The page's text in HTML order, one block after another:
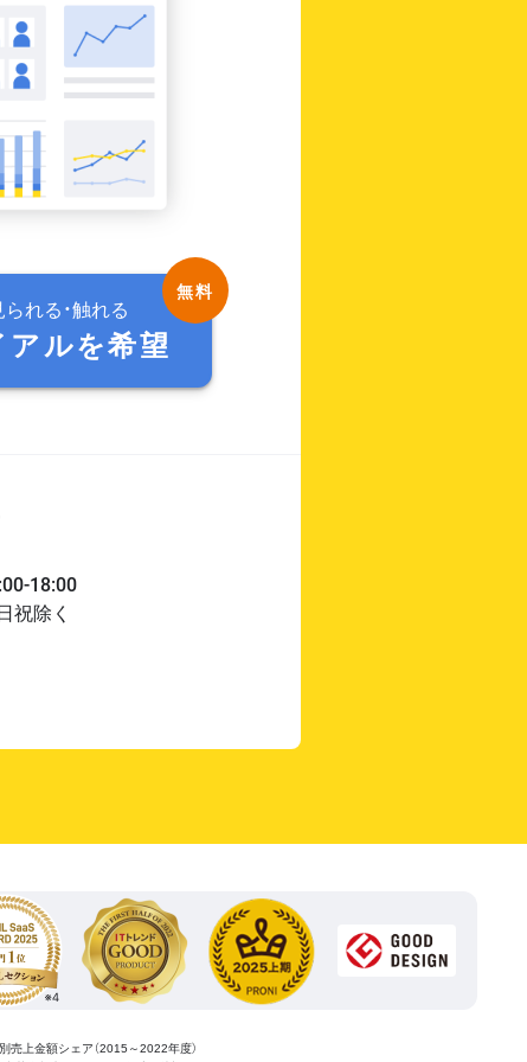
れる・触れる
アルを希望
売上金額シェア（2015～2022年度）